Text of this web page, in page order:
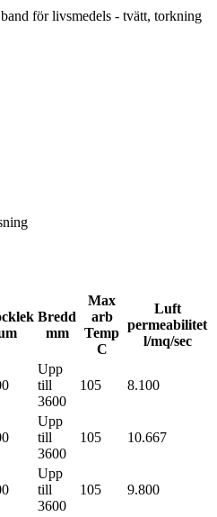
för livsmedels - tvätt, torkning
Bredd
mm
Max
arb
Temp
C
Luft
permeabilitet
l/mq/sec
Upp
till
3600
105 8.100
Upp
till
3600
105 10.667
Upp
till
3600
105 9.800